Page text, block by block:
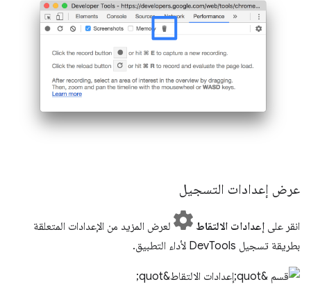
عرض إعدادات التسجيل
انقر على إعدادات الالتقاط
لعرض المزيد من الإعدادات المتعلقة
بطريقة تسجيل DevTools لأداء التطبيق.